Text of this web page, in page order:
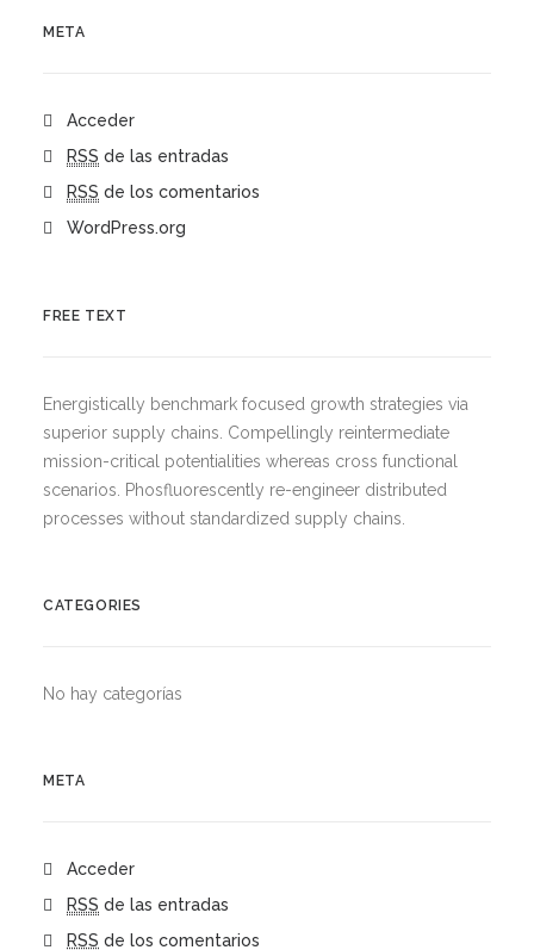
META
Acceder
RSS de las entradas
RSS de los comentarios
WordPress.org
FREE TEXT
Energistically benchmark focused growth strategies via
superior supply chains. Compellingly reintermediate
mission-critical potentialities whereas cross functional
scenarios. Phosfluorescently re-engineer distributed
processes without standardized supply chains.
CATEGORIES
No hay categorías
META
Acceder
RSS de las entradas
RSS de los comentarios